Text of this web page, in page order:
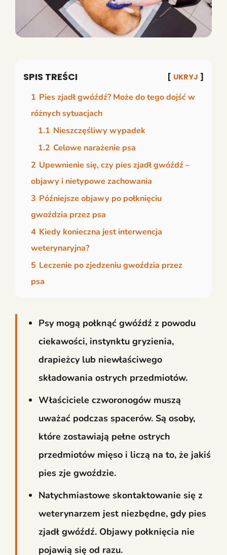
SPIS TREŚCI UKRYJ
1 Pies zjadł gwóźdź? Może do tego dojść w
różnych sytuacjach
1.1 Nieszczęśliwy wypadek
1.2 Celowe narażenie psa
2 Upewnienie się, czy pies zjadł gwóźdź –
objawy i nietypowe zachowania
3 Późniejsze objawy po połknięciu
gwoździa przez psa
4 Kiedy konieczna jest interwencja
weterynaryjna?
5 Leczenie po zjedzeniu gwoździa przez
psa
Psy mogą połknąć gwóźdź z powodu
ciekawości, instynktu gryzienia,
drapieżcy lub niewłaściwego
składowania ostrych przedmiotów.
Właściciele czworonogów muszą
uważać podczas spacerów. Są osoby,
które zostawiają pełne ostrych
przedmiotów mięso i liczą na to, że jakiś
pies zje gwoździe.
Natychmiastowe skontaktowanie się z
weterynarzem jest niezbędne, gdy pies
zjadł gwóźdź. Objawy połknięcia nie
pojawią się od razu.